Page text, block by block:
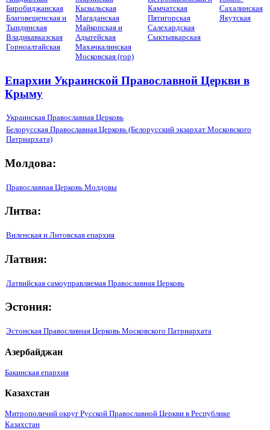
Биробиджанская
Благовещенская и
Тындинская
Владикавказская
Горноалтайская
Кызыльская
Магаданская
Майкопская и
Адыгейская
Махачкалинская
Московская (гор)
Камчатская
Пятигорская
Салехардская
Сыктывкарская
Сахалинская
Якутская
Епархии Украинской Православной Церкви в
Крыму
Украинская Православная Церковь
Белорусская Православная Церковь (Белорусский экзархат Московского
Патриархата)
Молдова:
Православная Церковь Молдовы
Литва:
Виленская и Литовская епархия
Латвия:
Латвийская самоуправляемая Православная Церковь
Эстония:
Эстонская Православная Церковь Московского Патриархата
Азербайджан
Бакинская епархия
Казахстан
Митрополичий округ Русской Православной Церкви в Республике
Казахстан